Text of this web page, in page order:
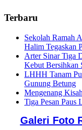
Terbaru
Sekolah Ramah
Halim Tegaskan
Arter Sinar Tiga
Kebut Bersihkan
LHHH Tanam
Gunung Betung
Mengenang
Tiga Pesan Paus
Galeri Foto